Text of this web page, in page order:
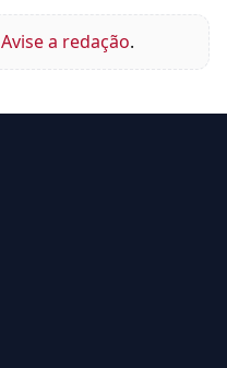
Avise a redação.